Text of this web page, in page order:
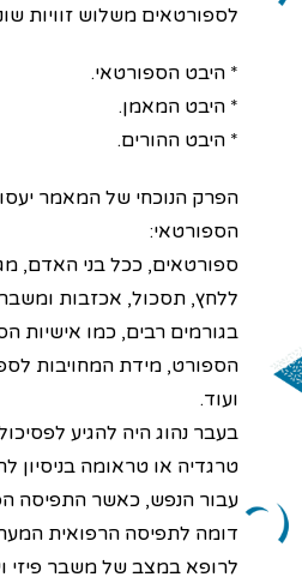
לספורטאים משלוש זוויות
* היבט הספורטאי.
* היבט המאמן.
* היבט ההורים.
הפרק הנוכחי של המאמר
הספורטאי:
ספורטאים, ככל בני האדם,
ללחץ, תסכול, אכזבות
בגורמים רבים, כמו אישיות
הספורט, מידת המחויבות
ועוד.
בעבר נהוג היה להגיע
טרגדיה או טראומה בניסיון
עבור הנפש, כאשר התפיסה
דומה לתפיסה הרפואית
לרופא במצב של משבר פיזי